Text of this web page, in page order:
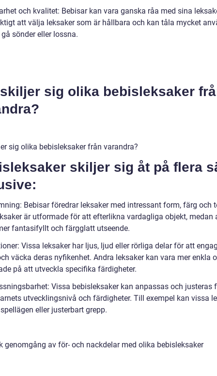
och kvalitet: Bebisar kan vara ganska råa med sina
att välja leksaker som är hållbara och kan tåla mycket
sönder eller lossna.
sig olika bebisleksaker
sig olika bebisleksaker från varandra?
skiljer sig åt på flera
Bebisar föredrar leksaker med intressant form, färg och
är utformade för att efterlikna vardagliga objekt, medan
fantasifyllt och färgglatt utseende.
Vissa leksaker har ljus, ljud eller rörliga delar för att
väcka deras nyfikenhet. Andra leksaker kan vara mer enkla
på att utveckla specifika färdigheter.
Vissa bebisleksaker kan anpassas och justeras
utvecklingsnivå och färdigheter. Till exempel kan vissa
eller justerbart grepp.
genomgång av för- och nackdelar med olika bebisleksaker